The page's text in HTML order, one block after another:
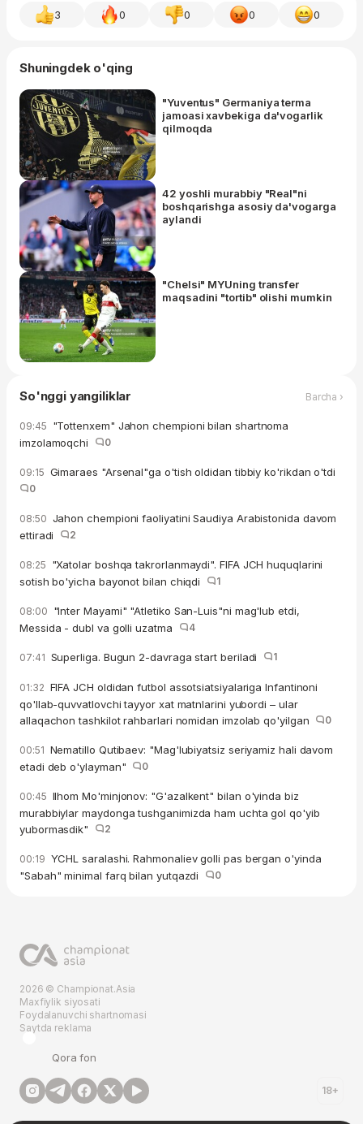
3 0 0 0 0
Shuningdek o'qing
"Yuventus" Germaniya terma
jamoasi xavbekiga da'vogarlik
qilmoqda
42 yoshli murabbiy "Real"ni
boshqarishga asosiy da'vogarga
aylandi
"Chelsi" MYUning transfer
maqsadini "tortib" olishi mumkin
So'nggi yangiliklar Barcha ›
09:45 "Tottenxem" Jahon chempioni bilan shartnoma
imzolamoqchi
0
09:15 Gimaraes "Arsenal"ga o'tish oldidan tibbiy ko'rikdan o'tdi
0
08:50 Jahon chempioni faoliyatini Saudiya Arabistonida davom
ettiradi
2
08:25 "Xatolar boshqa takrorlanmaydi". FIFA JCH huquqlarini
sotish bo'yicha bayonot bilan chiqdi
1
08:00 "Inter Mayami" "Atletiko San-Luis"ni mag'lub etdi,
Messida - dubl va golli uzatma
4
07:41 Superliga. Bugun 2-davraga start beriladi 1
01:32 FIFA JCH oldidan futbol assotsiatsiyalariga Infantinoni
qo'llab-quvvatlovchi tayyor xat matnlarini yubordi – ular
allaqachon tashkilot rahbarlari nomidan imzolab qo'yilgan
0
00:51 Nematillo Qutibaev: "Mag'lubiyatsiz seriyamiz hali davom
etadi deb o'ylayman"
0
00:45 Ilhom Mo'minjonov: "G'azalkent" bilan o'yinda biz
murabbiylar maydonga tushganimizda ham uchta gol qo'yib
yubormasdik"
2
00:19 YCHL saralashi. Rahmonaliev golli pas bergan o'yinda
"Sabah" minimal farq bilan yutqazdi
0
2026 © Championat.Asia
Maxfiylik siyosati
Foydalanuvchi shartnomasi
Saytda reklama
Qora fon
18+